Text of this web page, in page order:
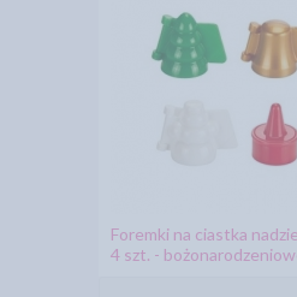
Foremki na ciastka
4 szt. -